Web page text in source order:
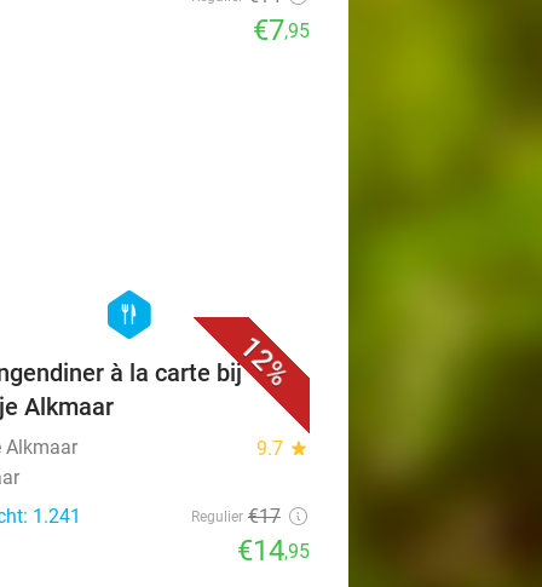
€7,95
12%
hexagon
food
à la carte bij
Alkmaar
Alkmaar 9.7 star
1.241
Regulier €17
€14,95